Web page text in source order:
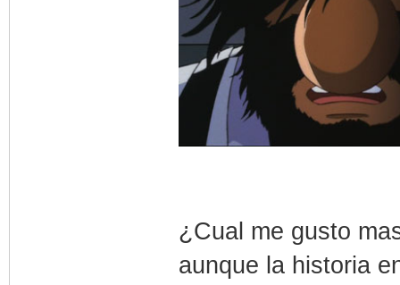
¿Cual me gusto
aunque la historia